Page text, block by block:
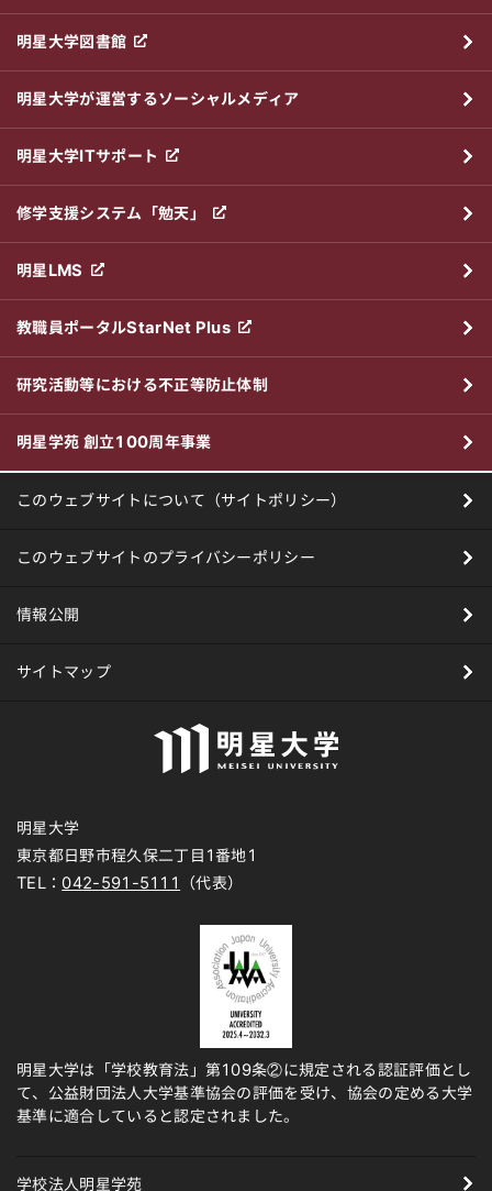
明星大学図書館
明星大学が運営するソーシャルメディア
明星大学ITサポート
修学支援システム「勉天」
明星LMS
教職員ポータルStarNet Plus
研究活動等における不正等防止体制
明星学苑 創立100周年事業
このウェブサイトについて（サイトポリシー）
このウェブサイトのプライバシーポリシー
情報公開
サイトマップ
明星大学
東京都日野市程久保二丁目1番地1
TEL： 042-591-5111 （代表）
明星大学は「学校教育法」第109条②に規定される認証評価とし
て、公益財団法人大学基準協会の評価を受け、協会の定める大学
基準に適合していると認定されました。
学校法人明星学苑